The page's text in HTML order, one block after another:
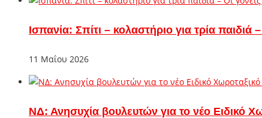
Ισπανία: Σπίτι – κολαστήριο για τρία
11 Μαΐου 2026
ΝΔ: Ανησυχία βουλευτών για το νέο Ειδικό